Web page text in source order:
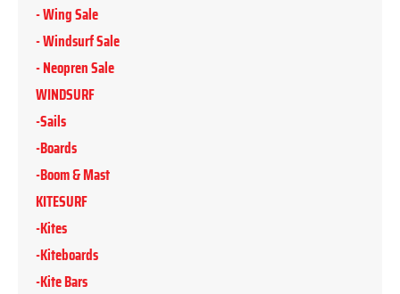
- Wing Sale
- Windsurf Sale
- Neopren Sale
WINDSURF
-Sails
-Boards
-Boom & Mast
KITESURF
-Kites
-Kiteboards
-Kite Bars